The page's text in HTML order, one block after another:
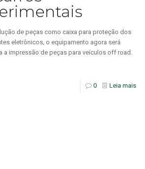
de peças como caixa para proteção dos
eletrônicos, o equipamento agora será
a impressão de peças para veículos off road.
0 Leia mais